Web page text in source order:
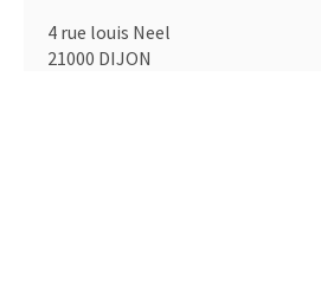
4 rue louis Neel
21000 DIJON